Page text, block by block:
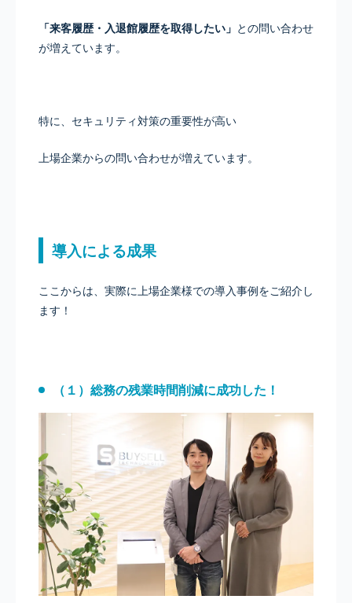
「来客履歴・入退館履歴を取得したい」 との問い合わせ
が増えています。
特に、セキュリティ対策の重要性が高い
上場企業からの問い合わせが増えています。
導入による成果
ここからは、実際に上場企業様での導入事例をご紹介し
ます！
（１）総務の残業時間削減に成功した！